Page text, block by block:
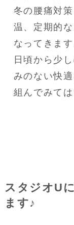
冬の腰痛対
温、定期的
なってきます
日頃から少
みのない快
組んでみて
スタジオU
ます♪